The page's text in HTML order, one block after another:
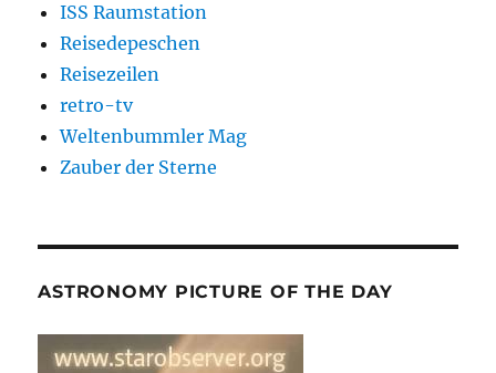
ISS Raumstation
Reisedepeschen
Reisezeilen
retro-tv
Weltenbummler Mag
Zauber der Sterne
ASTRONOMY PICTURE OF THE DAY